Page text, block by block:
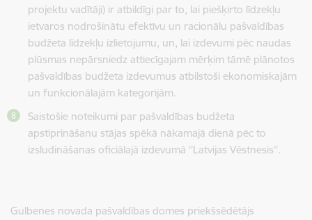
projektu vadītāji) ir atbildīgi par to, lai piešķirto līdzekļu
ietvaros nodrošinātu efektīvu un racionālu pašvaldības
budžeta līdzekļu izlietojumu, un, lai izdevumi pēc naudas
plūsmas nepārsniedz attiecīgajam mērķim tāmē plānotos
pašvaldības budžeta izdevumus atbilstoši ekonomiskajām
un funkcionālajām kategorijām.
Saistošie noteikumi par pašvaldības budžeta
apstiprināšanu stājas spēkā nākamajā dienā pēc to
izsludināšanas oficiālajā izdevumā ‘’Latvijas Vēstnesis’’.
Gulbenes novada pašvaldības domes priekšsēdētājs